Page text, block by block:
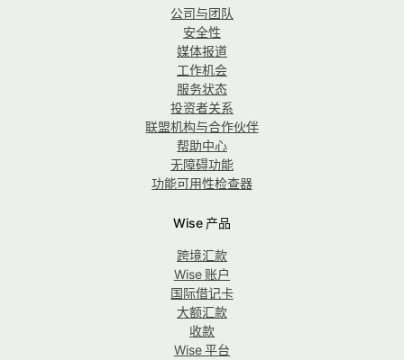
公司与团队
安全性
媒体报道
工作机会
服务状态
投资者关系
联盟机构与合作伙伴
帮助中心
无障碍功能
功能可用性检查器
Wise 产品
跨境汇款
Wise 账户
国际借记卡
大额汇款
收款
Wise 平台